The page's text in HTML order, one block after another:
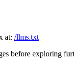
at: /llms.txt
before exploring